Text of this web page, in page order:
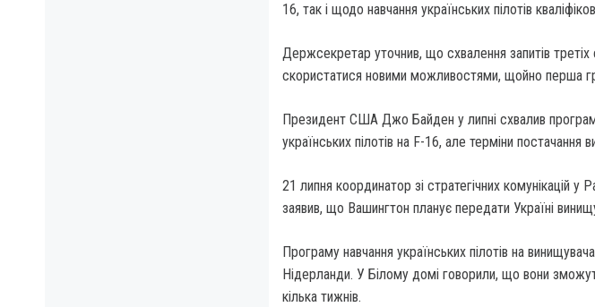
16, так і щодо навчання українських пілотів
Держсекретар уточнив, що схвалення запитів
скористатися новими можливостями, щойно перша
Президент США Джо Байден у липні схвалив
українських пілотів на F-16, але терміни постачання
21 липня координатор зі стратегічних комунікацій
заявив, що Вашингтон планує передати Україні
Програму навчання українських пілотів на
Нідерланди. У Білому домі говорили, що вони
кілька тижнів.